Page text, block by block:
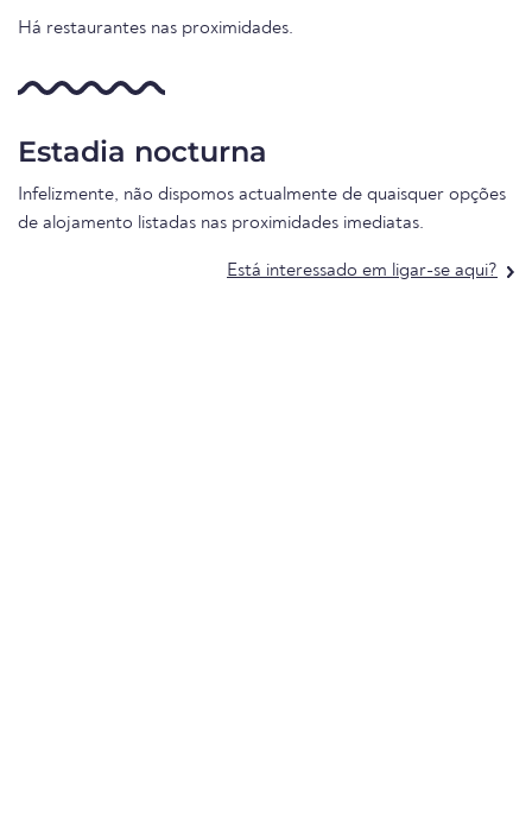
Há restaurantes nas proximidades.
Estadia nocturna
Infelizmente, não dispomos actualmente de quaisquer opções
de alojamento listadas nas proximidades imediatas.
Está interessado em ligar-se aqui?